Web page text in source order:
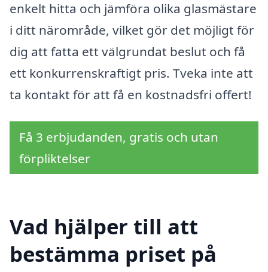
enkelt hitta och jämföra olika glasmästare
i ditt närområde, vilket gör det möjligt för
dig att fatta ett välgrundat beslut och få
ett konkurrenskraftigt pris. Tveka inte att
ta kontakt för att få en kostnadsfri offert!
Få 3 erbjudanden, gratis och utan
förpliktelser
Vad hjälper till att
bestämma priset på